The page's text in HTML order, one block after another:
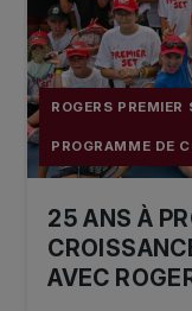
ROGERS PREMIER
PROGRAMME DE
25 ANS À
AVEC